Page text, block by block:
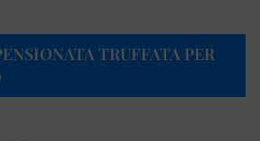
TRUFFATA PER